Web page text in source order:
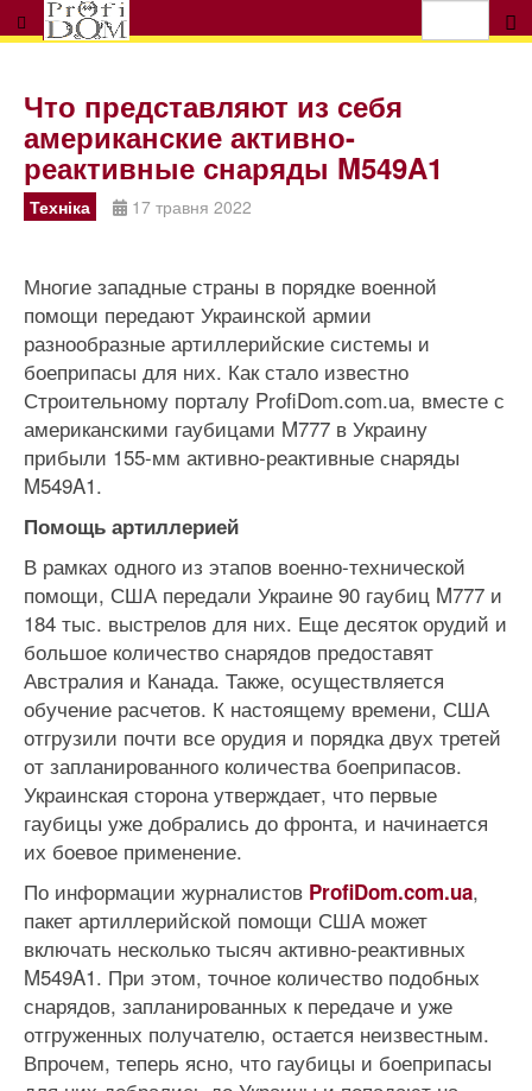
Что представляют из себя
американские активно-
реактивные снаряды M549A1
Техніка 17 травня 2022
Многие западные страны в порядке военной
помощи передают Украинской армии
разнообразные артиллерийские системы и
боеприпасы для них. Как стало известно
Строительному порталу ProfiDom.com.ua, вместе с
американскими гаубицами M777 в Украину
прибыли 155-мм активно-реактивные снаряды
M549A1.
Помощь артиллерией
В рамках одного из этапов военно-технической
помощи, США передали Украине 90 гаубиц M777 и
184 тыс. выстрелов для них. Еще десяток орудий и
большое количество снарядов предоставят
Австралия и Канада. Также, осуществляется
обучение расчетов. К настоящему времени, США
отгрузили почти все орудия и порядка двух третей
от запланированного количества боеприпасов.
Украинская сторона утверждает, что первые
гаубицы уже добрались до фронта, и начинается
их боевое применение.
По информации журналистов ProfiDom.com.ua,
пакет артиллерийской помощи США может
включать несколько тысяч активно-реактивных
M549A1. При этом, точное количество подобных
снарядов, запланированных к передаче и уже
отгруженных получателю, остается неизвестным.
Впрочем, теперь ясно, что гаубицы и боеприпасы